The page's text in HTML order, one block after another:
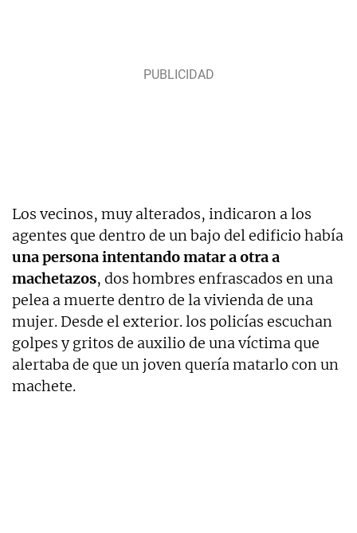
Los vecinos, muy alterados, indicaron a los
agentes que dentro de un bajo del edificio había
una persona intentandomatar a otra a
machetazos, dos hombres enfrascados en una
pelea a muerte dentro de la vivienda de una
mujer. Desde el exterior. los policías escuchan
golpes y gritos de auxilio de una víctima que
alertaba de que un joven quería matarlo con un
machete.